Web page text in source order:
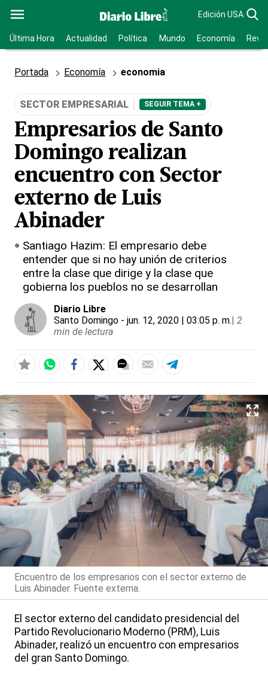
Edición USA
Última Hora Actualidad Política Mundo Economía
Portada Economía economia
SECTOR EMPRESARIAL SEGUIR TEMA +
Empresarios de Santo
Domingo realizan
encuentro con Sector
externo de Luis
Abinader
Santiago Hazim: El empresario debe
entender que si no hay unión de criterios
entre la clase que dirige y la clase que
gobierna los pueblos no se desarrollan
Diario Libre
Santo Domingo - jun. 12, 2020 | 03:05 p. m.| 2
min de lectura
Encuentro de los empresarios con el sector externo de
Luis Abinader. Fuente externa.
El sector externo del candidato presidencial del
Partido Revolucionario Moderno (PRM), Luis
Abinader, realizó un encuentro con empresarios
del gran Santo Domingo.